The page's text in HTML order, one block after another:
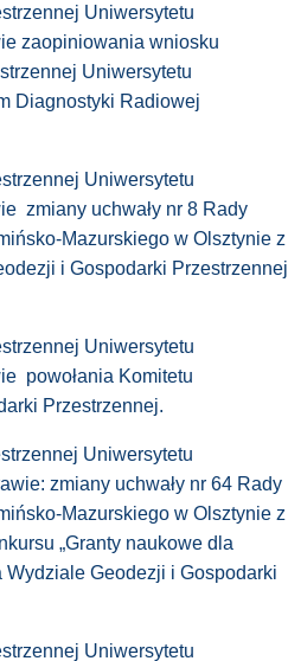
Uniwersytetu
zaopiniowania wniosku
Uniwersytetu
Diagnostyki Radiowej
Uniwersytetu
zmiany uchwały nr 8 Rady
Mazurskiego w Olsztynie z
i Gospodarki Przestrzennej
Uniwersytetu
powołania Komitetu
Przestrzennej.
Uniwersytetu
zmiany uchwały nr 64 Rady
w Olsztynie z
„Granty naukowe dla
Wydziale Geodezji i Gospodarki
Uniwersytetu